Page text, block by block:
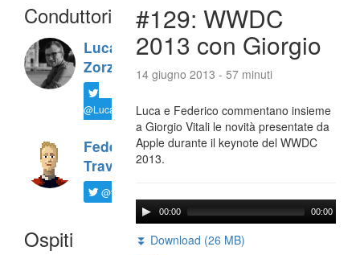
Conduttori
Luca
Zorzi
@LucaTNT
Federico
Travaini
@ftrava
Ospiti
#129: WWDC
2013 con Giorgio
14 giugno 2013 - 57 minuti
Luca e Federico commentano insieme
a Giorgio Vitali le novità presentate da
Apple durante il keynote del WWDC
2013.
00:00 00:00
⏬ Download (26 MB)